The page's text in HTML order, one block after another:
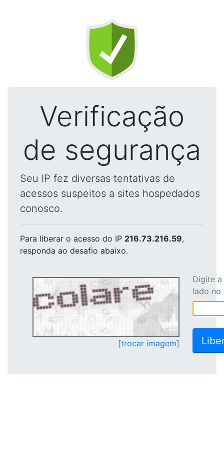
Verificação
de segurança
Seu IP fez diversas tentativas de
acessos suspeitos a sites hospedados
conosco.
Para liberar o acesso do IP 216.73.216.59,
responda ao desafio abaixo.
[trocar imagem]
Digite
lado no